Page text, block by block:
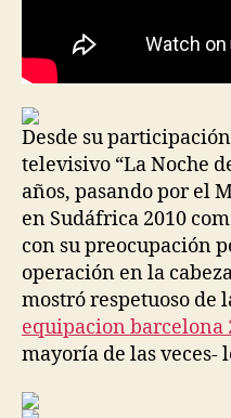
Desde su
televisivo “La Noche
años, pasando por el
en Sudáfrica 2010
con su preocupación
operación en la
mostró respetuoso de
equipacion barcelona
mayoría de las veces-